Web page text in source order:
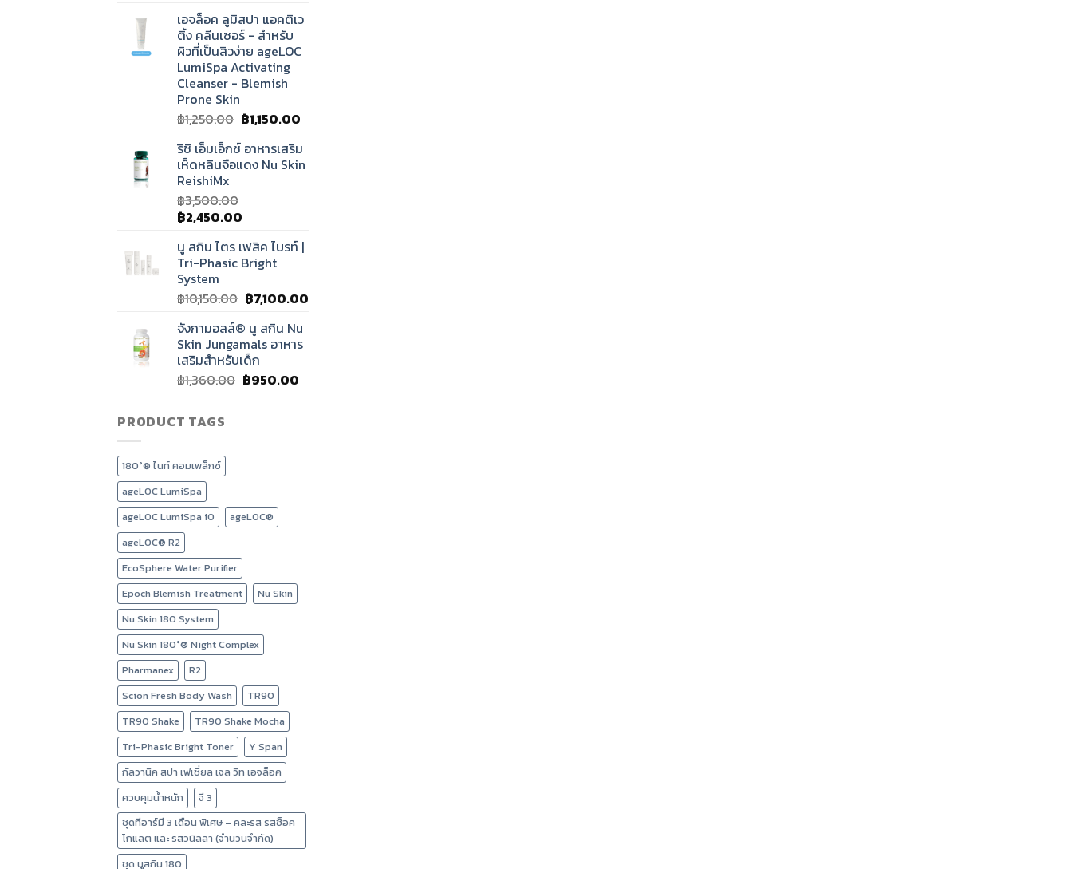
was:
฿39,320.00.
is:
฿27,500.00.
เอจล็อค ลูมิสปา แอคติเว
ติ้ง คลีนเซอร์ - สำหรับ
ผิวที่เป็นสิวง่าย ageLOC
LumiSpa Activating
Cleanser - Blemish
Prone Skin
฿1,250.00 Original
was:
฿1,250.00.
฿1,150.00Current
is:
฿1,150.00.
ริชิ เอ็มเอ็กซ์ อาหารเสริม
เห็ดหลินจือแดง Nu Skin
ReishiMx
฿3,500.00
Original
was:
฿3,500.00.
฿2,450.00
is:
฿2,450.00.
นู สกิน ไตร เฟสิค ไบรท์ |
Tri-Phasic Bright
System
฿10,150.00 Original
was:
฿10,150.00.
฿7,100.00Current
จังกามอลส์® นู สกิน Nu
Skin Jungamals อาหาร
เสริมสำหรับเด็ก
฿1,360.00 Original
฿950.00Current
PRODUCT TAGS
180°® ไนท์ คอมเพล็กซ์
ageLOC LumiSpa
ageLOC LumiSpa iO
ageLOC®
ageLOC® R2
EcoSphere Water Purifier
Epoch Blemish Treatment
Nu Skin
Nu Skin 180 System
Nu Skin 180°® Night Complex
Pharmanex
R2
Scion Fresh Body Wash
TR90
TR90 Shake
TR90 Shake Mocha
Tri-Phasic Bright Toner
Y Span
กัลวานิค สปา เฟเชี่ยล เจล วิท เอจล็อค
ควบคุมน้ำหนัก
จี 3
ชุดทีอาร์มี 3 เดือน พิเศษ – คละรส รสช็อค
โกแลต และ รสวนิลลา (จำนวนจำกัด)
ชุด นูสกิน 180